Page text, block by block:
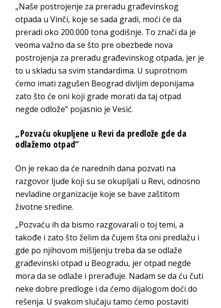
„Naše postrojenje za preradu građevinskog
otpada u Vinči, koje se sada gradi, moći će da
preradi oko 200.000 tona godišnje. To znači da je
veoma važno da se što pre obezbede nova
postrojenja za preradu građevinskog otpada, jer je
to u skladu sa svim standardima. U suprotnom
ćemo imati zagušen Beograd divljim deponijama
zato što će oni koji grade morati da taj otpad
negde odlože“ pojasnio je Vesić.
„Pozvaću okupljene u Revi da predlože gde da
odlažemo otpad“
On je rekao da će narednih dana pozvati na
razgovor ljude koji su se okupljali u Revi, odnosno
nevladine organizacije koje se bave zaštitom
životne sredine.
„Pozvaću ih da bismo razgovarali o toj temi, a
takođe i zato što želim da čujem šta oni predlažu i
gde po njihovom mišljenju treba da se odlaže
građevinski otpad u Beogradu, jer otpad negde
mora da se odlaže i prerađuje. Nadam se da ću čuti
neke dobre predloge i da ćemo dijalogom doći do
rešenja. U svakom slučaju tamo ćemo postaviti